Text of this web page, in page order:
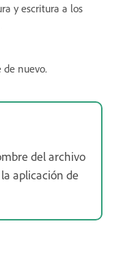
y escritura a los
nuevo.
del archivo
aplicación de